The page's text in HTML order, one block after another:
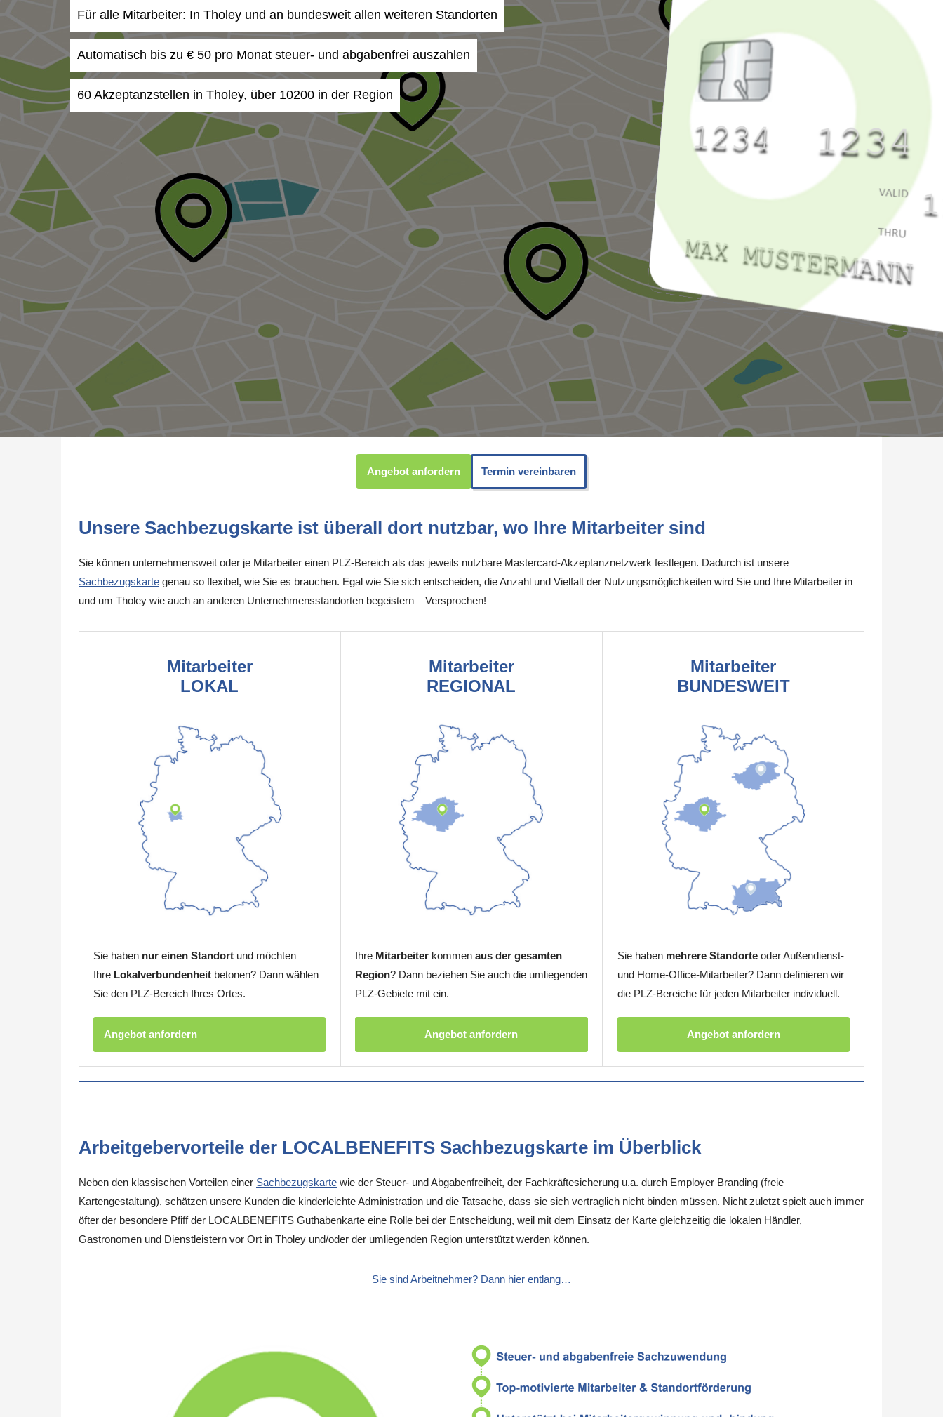
Für alle Mitarbeiter: In Tholey und an bundesweit allen weiteren Standorten
Automatisch bis zu € 50 pro Monat steuer- und abgabenfrei auszahlen
60 Akzeptanzstellen in Tholey, über 10200 in der Region
Angebot anfordern Termin vereinbaren
Unsere Sachbezugskarte ist überall dort nutzbar, wo Ihre Mitarbeiter sind
Sie können unternehmensweit oder je Mitarbeiter einen PLZ-Bereich als das jeweils nutzbare Mastercard-Akzeptanznetzwerk festlegen. Dadurch ist unsere
Sachbezugskarte genau so flexibel, wie Sie es brauchen. Egal wie Sie sich entscheiden, die Anzahl und Vielfalt der Nutzungsmöglichkeiten wird Sie und Ihre Mitarbeiter in
und um Tholey wie auch an anderen Unternehmensstandorten begeistern – Versprochen!
Mitarbeiter
LOKAL
Sie haben nur einen Standort und möchten
Ihre Lokalverbundenheit betonen? Dann wählen
Sie den PLZ-Bereich Ihres Ortes.
Angebot anfordern
Mitarbeiter
REGIONAL
Ihre Mitarbeiter kommenaus der gesamten
Region? Dann beziehen Sie auch die umliegenden
PLZ-Gebiete mit ein.
Angebot anfordern
Mitarbeiter
BUNDESWEIT
Sie haben mehrere Standorteoder Außendienst-
und Home-Office-Mitarbeiter? Dann definieren wir
die PLZ-Bereiche für jeden Mitarbeiter individuell.
Angebot anfordern
Arbeitgebervorteile der LOCALBENEFITS Sachbezugskarte im Überblick
Neben den klassischen Vorteilen einer Sachbezugskarte wie der Steuer- und Abgabenfreiheit, der Fachkräftesicherung u.a. durch Employer Branding (freie
Kartengestaltung), schätzen unsere Kunden die kinderleichte Administration und die Tatsache, dass sie sich vertraglich nicht binden müssen. Nicht zuletzt spielt auch immer
öfter der besondere Pfiff der LOCALBENEFITS Guthabenkarte eine Rolle bei der Entscheidung, weil mit dem Einsatz der Karte gleichzeitig die lokalen Händler,
Gastronomen und Dienstleistern vor Ort in Tholey und/oder der umliegenden Region unterstützt werden können.
Sie sind Arbeitnehmer? Dann hier entlang…